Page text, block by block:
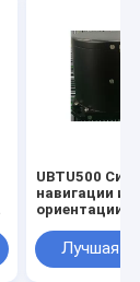
UBTU500
навигации и
ориентации с
гироскопом
Лучшая